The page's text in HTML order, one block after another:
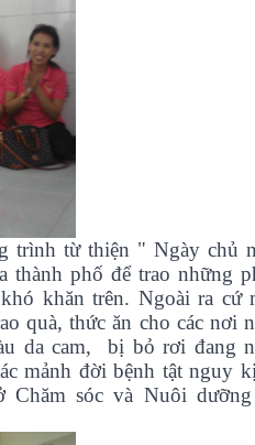
trình từ thiện " Ngày chủ
thành phố để trao những
khăn trên. Ngoài ra cứ
quà, thức ăn cho các nơi
da cam,
bị bỏ rơi đang
mảnh đời bệnh tật nguy
sóc và Nuôi